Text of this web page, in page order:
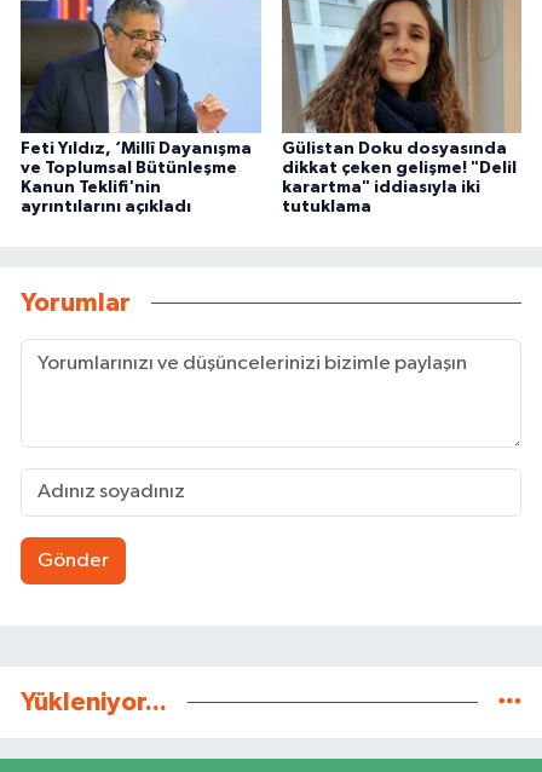
Feti Yıldız, ‘Millî Dayanışma
ve Toplumsal Bütünleşme
Kanun Teklifi'nin
ayrıntılarını açıkladı
Gülistan Doku dosyasında
dikkat çeken gelişme! "Delil
karartma" iddiasıyla iki
tutuklama
Yorumlar
Gönder
Yükleniyor...